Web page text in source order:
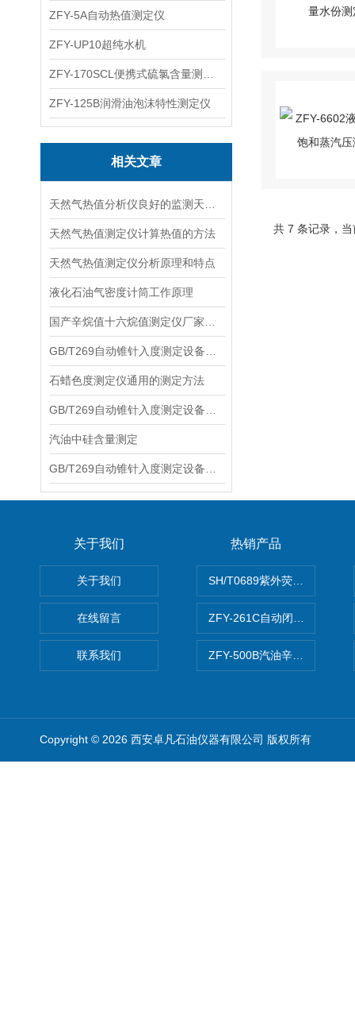
ZFY-5A自动热值测定仪
ZFY-UP10超纯水机
ZFY-125B润滑油泡沫特性测定仪
相关文章
天然气热值测定仪计算热值的方法
天然气热值测定仪分析原理和特点
液化石油气密度计筒工作原理
石蜡色度测定仪通用的测定方法
汽油中硅含量测定
共 7 条记录，
关于我们
关于我们
在线留言
联系我们
热销产品
SH/T0689紫外荧光测硫仪
ZFY-261C自动闭口闪点测定
ZFY-500B汽油辛烷值测定仪
Copyright © 2026 西安卓凡石油仪器有限公司 版权所有